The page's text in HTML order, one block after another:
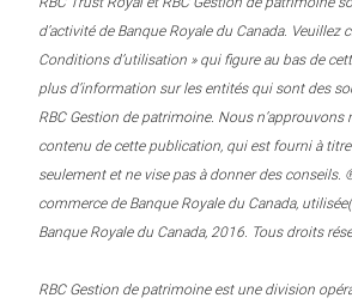
d’activité de Banque Royale du Canada. Veuillez
Conditions d’utilisation » qui figure au bas de
plus d’information sur les entités qui sont des
RBC Gestion de patrimoine. Nous
contenu de cette publication, qui est fourni à
seulement et ne vise pas à donner des conseils.
commerce de Banque Royale du Canada,
Banque Royale du Canada, 2016. Tous droits
RBC Gestion de patrimoine est une division